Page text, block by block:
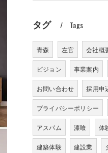
タグ Tags
青森 左官 会社概
ビジョン 事業案内
お問い合わせ 採用申
プライバシーポリシー
アスパム 漆喰 体
建築体験 建設業